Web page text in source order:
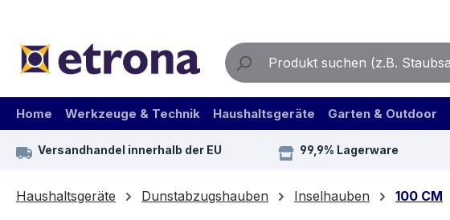
Home Werkzeuge & Technik Haushaltsgeräte Garten & Outdoor
Versandhandel innerhalb der EU 99,9% Lagerware
Haushaltsgeräte Dunstabzugshauben Inselhauben 100 CM